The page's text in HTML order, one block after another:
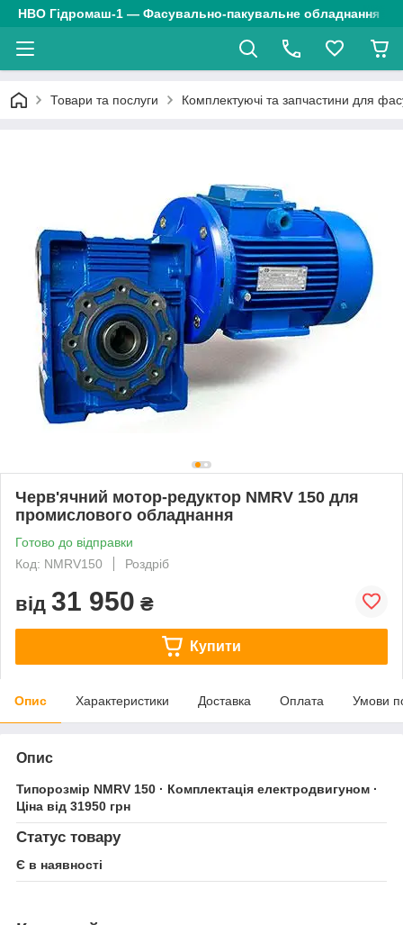
НВО Гідромаш-1 — Фасувально-пакувальне обладнання
Товари та послуги Комплектуючі та запчастини для
Черв'ячний мотор-редуктор NMRV 150 для
промислового обладнання
Готово до відправки
Код: NMRV150
Роздріб
від 31 950 ₴
Купити
Опис Характеристики Доставка Оплата Умови
Опис
Типорозмір NMRV 150 · Комплектація електродвигуном ·
Ціна від 31950 грн
Статус товару
Є в наявності